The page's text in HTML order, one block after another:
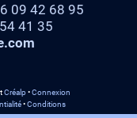
09 42 68 95
41 35
Créalp •Connexion
•Conditions